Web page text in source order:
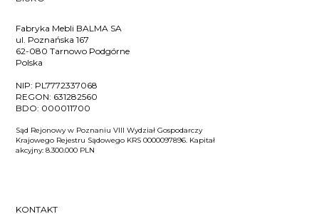
Fabryka Mebli BALMA SA
ul. Poznańska 167
62-080 Tarnowo Podgórne
Polska
NIP: PL7772337068
REGON: 631282560
BDO: 000011700
Sąd Rejonowy w Poznaniu VIII Wydział Gospodarczy
Krajowego Rejestru Sądowego KRS 0000097896. Kapitał
akcyjny: 8.300.000 PLN
KONTAKT